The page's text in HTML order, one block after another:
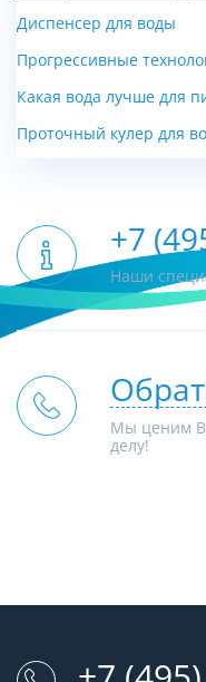
Диспенсер для воды
Прогрессивные
Какая вода лучше для
Проточный кулер для
+7
Наши
Мы ценим
делу!